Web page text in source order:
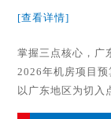
[查看详情]